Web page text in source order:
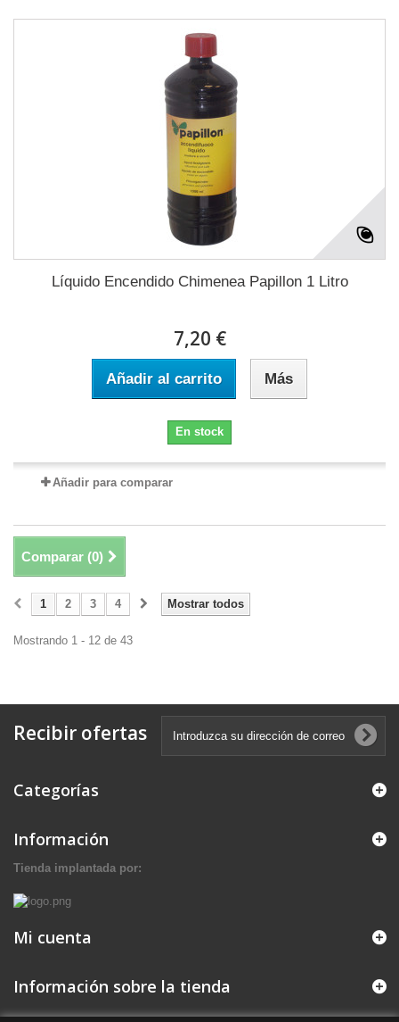
Líquido Encendido Chimenea Papillon 1 Litro
7,20 €
Añadir al carrito Más
En stock
Añadir para comparar
Comparar (0)
Mostrar todos
1 2 3 4
Mostrando 1 - 12 de 43
Recibir ofertas
Categorías
Información
Tienda implantada por:
Mi cuenta
Información sobre la tienda